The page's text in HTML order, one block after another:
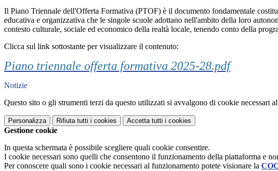
Il Piano Triennale dell'Offerta Formativa (PTOF) è il documento fondamentale
educativa e organizzativa che le singole scuole adottano nell'ambito della loro
contesto culturale, sociale ed economico della realtà locale, tenendo conto della
Clicca sul link sottostante per visualizzare il contenuto:
Piano triennale offerta formativa 2025-28.pdf
Notizie
Questo sito o gli strumenti terzi da questo utilizzati si avvalgono di cookie necessari
Personalizza Rifiuta tutti i cookies Accetta tutti i cookies
Gestione cookie
In questa schermata è possibile scegliere quali cookie consentire.
I cookie necessari sono quelli che consentono il funzionamento della piattaforma e
Per conoscere quali sono i cookie necessari al funzionamento potete visionare la